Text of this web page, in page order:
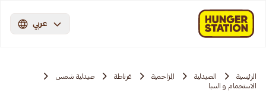
عربي
الرئيسية الصيدلية المزاحمية‎‎ غرناطة
صيدلية شمس
الاستحمام و السبا